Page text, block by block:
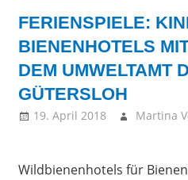
FERIENSPIELE:
BIENENHOTELS
DEM UMWELTAMT
GÜTERSLOH
19. April 2018 Martina
Wildbienenhotels für